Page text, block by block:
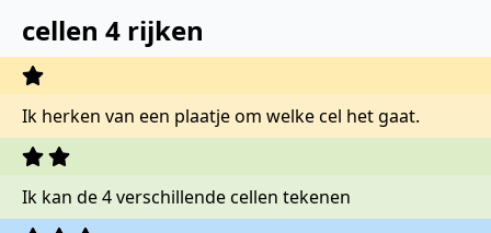
cellen 4 rijken
Ik herken van een plaatje om welke cel het gaat.
Ik kan de 4 verschillende cellen tekenen